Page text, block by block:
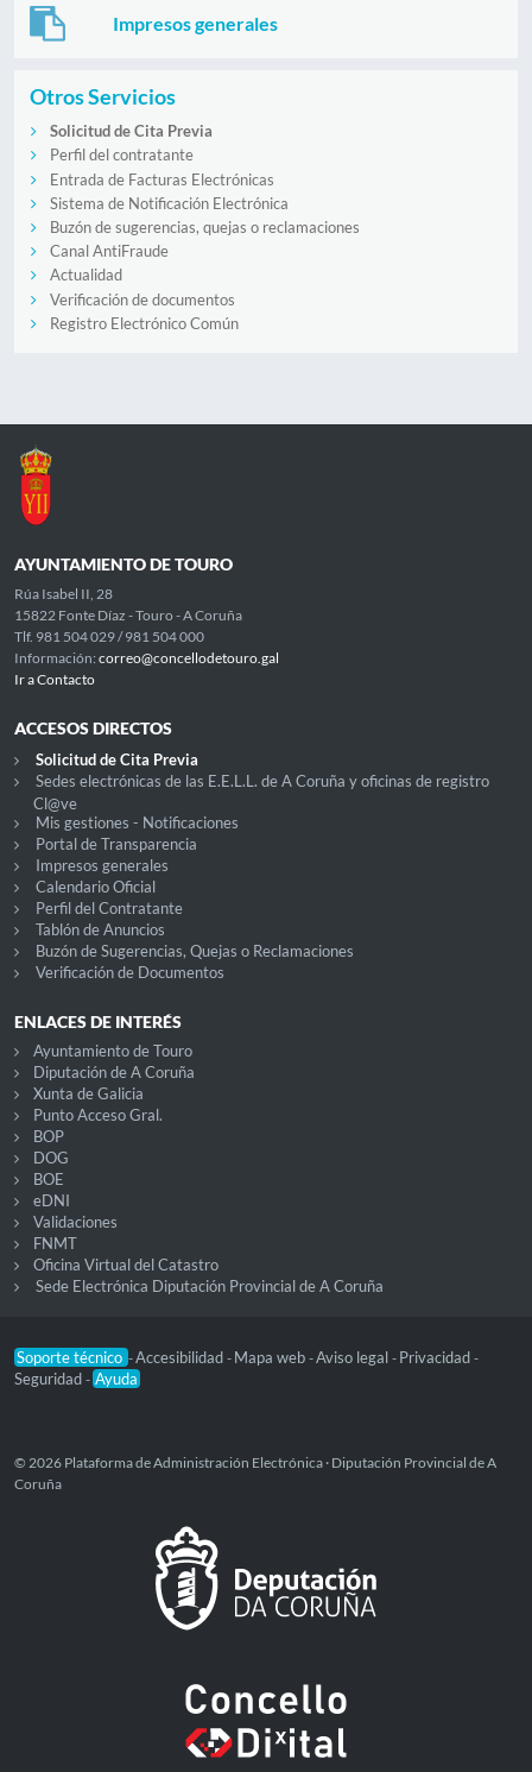
Impresos generales
Otros Servicios
Solicitud de Cita Previa
Perfil del contratante
Entrada de Facturas Electrónicas
Sistema de Notificación Electrónica
Buzón de sugerencias, quejas o reclamaciones
Canal AntiFraude
Actualidad
Verificación de documentos
Registro Electrónico Común
AYUNTAMIENTO DE TOURO
Rúa Isabel II, 28
15822 Fonte Díaz - Touro - A Coruña
Tlf. 981 504 029 / 981 504 000
Información: correo@concellodetouro.gal
Ir a Contacto
ACCESOS DIRECTOS
Solicitud de Cita Previa
Sedes electrónicas de las E.E.L.L. de A Coruña y oficinas de registro
Cl@ve
Mis gestiones - Notificaciones
Portal de Transparencia
Impresos generales
Calendario Oficial
Perfil del Contratante
Tablón de Anuncios
Buzón de Sugerencias, Quejas o Reclamaciones
Verificación de Documentos
ENLACES DE INTERÉS
Ayuntamiento de Touro
Diputación de A Coruña
Xunta de Galicia
Punto Acceso Gral.
BOP
DOG
BOE
eDNI
Validaciones
FNMT
Oficina Virtual del Catastro
Sede Electrónica Diputación Provincial de A Coruña
Soporte técnico -Accesibilidad - Mapa web -Aviso legal - Privacidad -
Seguridad - Ayuda
© 2026 Plataforma de Administración Electrónica · Diputación Provincial de A
Coruña